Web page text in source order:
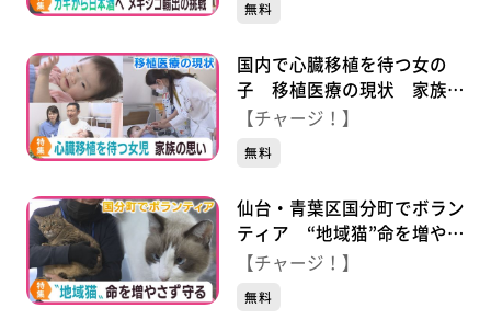
無料
国内で心臓移植を待つ女の
子 移植医療の現状 家族の
思い
【チャージ！】
無料
仙台・青葉区国分町でボラン
ティア “地域猫”命を増やさ
ず守る
【チャージ！】
無料